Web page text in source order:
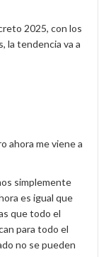
2025, con los
la tendencia va a
ahora me viene a
simplemente
es igual que
que todo el
para todo el
no se pueden